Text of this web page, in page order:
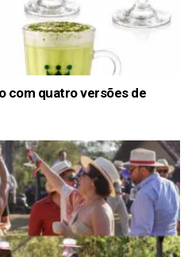
com quatro versões de